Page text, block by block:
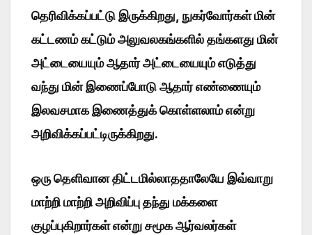
தெரிவிக்கப்பட்டு இருக்கிறது, நுகர்வோர்கள் மின்
கட்டணம் கட்டும் அலுவலகங்களில் தங்களது மின்
அட்டையையும் ஆதார் அட்டையையும் எடுத்து
வந்து மின் இணைப்போடு ஆதார் எண்ணையும்
இலவசமாக இணைத்துக் கொள்ளலாம் என்று
அறிவிக்கப்பட்டிருக்கிறது.
ஒரு தெளிவான திட்டமில்லாததாலேயே இவ்வாறு
மாற்றி மாற்றி அறிவிப்பு தந்து மக்களை
குழப்புகிறார்கள் என்று சமூக ஆர்வலர்கள்